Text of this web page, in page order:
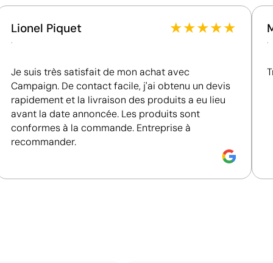
Couleurs unies intenses avec un excellent
La sérigraphie est une technique d’impression où
Bronze, se situant parmi les 35 % des meilleures
entreprises en matière de performance ESG.
Lionel Piquet
.
★★★★★
Je suis très satisfait de mon achat avec
Campaign. De contact facile, j'ai obtenu un devis
rapidement et la livraison des produits a eu lieu
avant la date annoncée. Les produits sont
conformes à la commande. Entreprise à
recommander.
.